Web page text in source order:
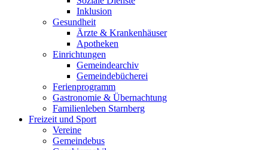
Inklusion
Gesundheit
Ärzte & Krankenhäuser
Apotheken
Einrichtungen
Gemeindearchiv
Gemeindebücherei
Ferienprogramm
Gastronomie & Übernachtung
Familienleben Starnberg
Freizeit und Sport
Vereine
Gemeindebus